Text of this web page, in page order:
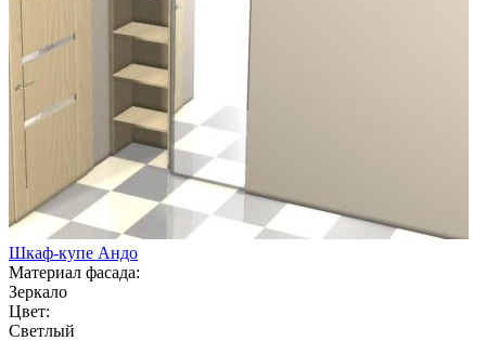
Шкаф-купе Андо
Материал фасада:
Зеркало
Цвет:
Светлый